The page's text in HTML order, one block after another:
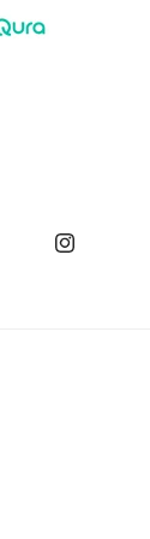
Instagram